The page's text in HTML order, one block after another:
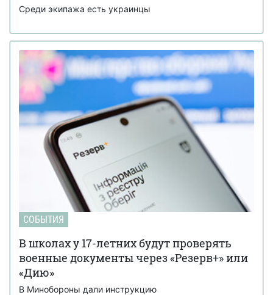
Среди экипажа есть украинцы
СОБЫТИЯ
В школах у 17-летних будут проверять
военные документы через «Резерв+» или
«Дию»
В Минобороны дали инструкцию